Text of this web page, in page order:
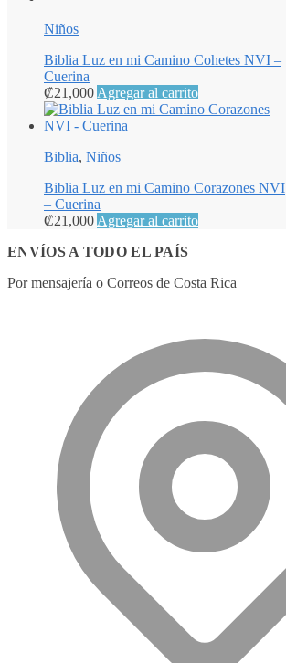
Niños
Biblia Luz en mi Camino Cohetes NVI –
Cuerina
₡21,000 Agregar al carrito
Biblia, Niños
Biblia Luz en mi Camino Corazones NVI
– Cuerina
₡21,000 Agregar al carrito
ENVÍOS A TODO EL PAÍS
Por mensajería o Correos de Costa Rica